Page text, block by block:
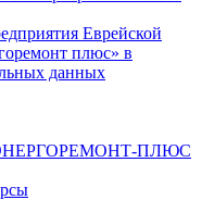
Еврейской
плюс» в
данных
ПЛЮС